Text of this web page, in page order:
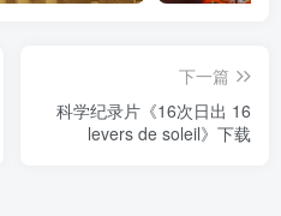
下一篇
科学纪录片《16次日出 16
levers de soleil》下载